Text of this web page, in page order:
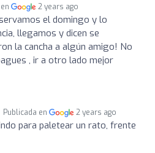
2 years ago
el domingo y lo
llegamos y dicen se
la cancha a algún amigo! No
, ir a otro lado mejor
Publicada en 2 years ago
para paletear un rato, frente